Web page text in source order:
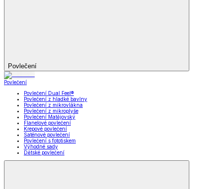
Povlečení
Povlečení
Povlečení Dual Feel®
Povlečení z hladké bavlny
Povlečení z mikrovlákna
Povlečení z mikroplyše
Povlečení Matějovský
Flanelové povlečení
Krepové povlečení
Saténové povlečení
Povlečení s fototiskem
Výhodné sady
Dětské povlečení